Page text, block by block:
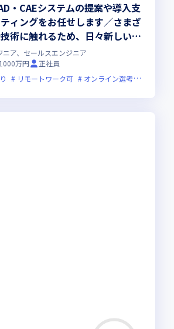
・CAEシステムの提案や導入支
ィングをお任せします／さまざ
術に触れるため、日々新しい知
長できます
ニア、セールスエンジニア
万円
正社員
リモートワーク可 オンライン選考可